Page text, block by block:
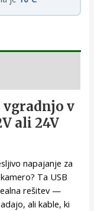
v
ali 24V
napajanje za
Ta USB
rešitev —
ali kable, ki